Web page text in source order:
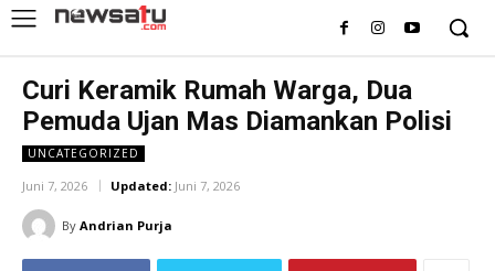
Curi Keramik Rumah Warga, Dua
Pemuda Ujan Mas Diamankan Polisi
UNCATEGORIZED
Juni 7, 2026 Updated: Juni 7, 2026
By Andrian Purja